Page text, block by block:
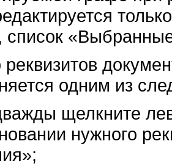
список
одним из
щелкните
нужного